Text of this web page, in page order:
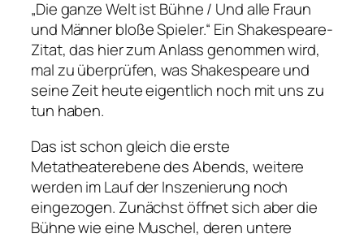
„Die ganze Welt ist Bühne / Und alle Fraun
und Männer bloße Spieler.“ Ein Shakespeare-
Zitat, das hier zum Anlass genommen wird,
mal zu überprüfen, was Shakespeare und
seine Zeit heute eigentlich noch mit uns zu
tun haben.
Das ist schon gleich die erste
Metatheaterebene des Abends, weitere
werden im Lauf der Inszenierung noch
eingezogen. Zunächst öffnet sich aber die
Bühne wie eine Muschel, deren untere